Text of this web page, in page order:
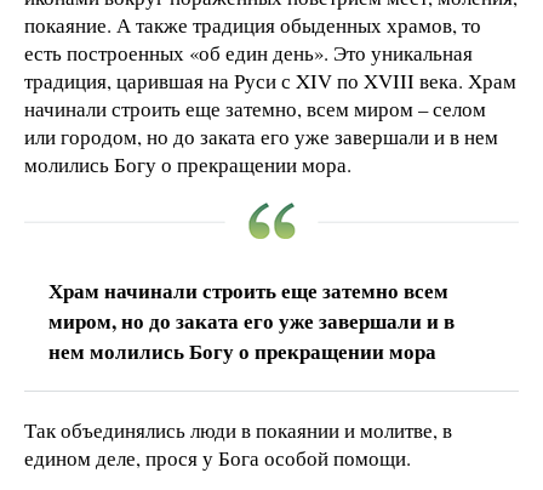
покаяние. А также традиция обыденных храмов, то
есть построенных «об един день». Это уникальная
традиция, царившая на Руси с XIV по XVIII века. Храм
начинали строить еще затемно, всем миром – селом
или городом, но до заката его уже завершали и в нем
молились Богу о прекращении мора.
Храм начинали строить еще затемно всем
миром, но до заката его уже завершали и в
нем молились Богу о прекращении мора
Так объединялись люди в покаянии и молитве, в
едином деле, прося у Бога особой помощи.